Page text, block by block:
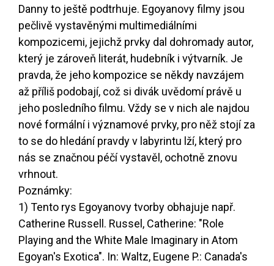
Danny to ještě podtrhuje. Egoyanovy filmy jsou
pečlivě vystavěnými multimediálními
kompozicemi, jejichž prvky dal dohromady autor,
který je zároveň literát, hudebník i výtvarník. Je
pravda, že jeho kompozice se někdy navzájem
až příliš podobají, což si divák uvědomí právě u
jeho posledního filmu. Vždy se v nich ale najdou
nové formální i významové prvky, pro něž stojí za
to se do hledání pravdy v labyrintu lží, který pro
nás se značnou péčí vystavěl, ochotně znovu
vrhnout.
Poznámky:
1) Tento rys Egoyanovy tvorby obhajuje např.
Catherine Russell. Russel, Catherine: "Role
Playing and the White Male Imaginary in Atom
Egoyan's Exotica". In: Waltz, Eugene P.: Canada's